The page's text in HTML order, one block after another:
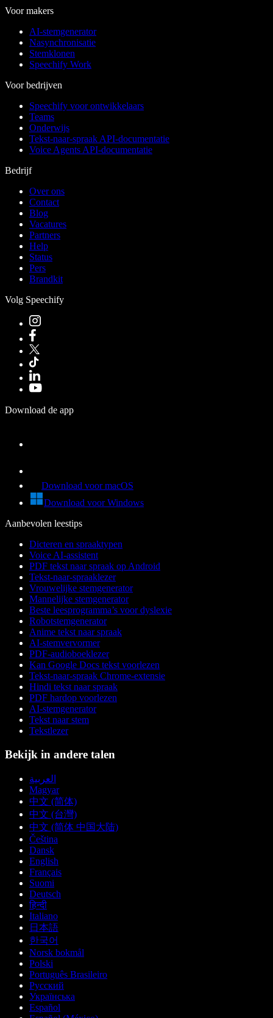
Voor makers
AI-stemgenerator
Nasynchronisatie
Stemklonen
Speechify Work
Voor bedrijven
Speechify voor ontwikkelaars
Teams
Onderwijs
Tekst-naar-spraak API-documentatie
Voice Agents API-documentatie
Bedrijf
Over ons
Contact
Blog
Vacatures
Partners
Help
Status
Pers
Brandkit
Volg Speechify
Download de app
Download voor macOS
Download voor Windows
Aanbevolen leestips
Dicteren en spraaktypen
Voice AI-assistent
PDF tekst naar spraak op Android
Tekst-naar-spraaklezer
Vrouwelijke stemgenerator
Mannelijke stemgenerator
Beste leesprogramma’s voor dyslexie
Robotstemgenerator
Anime tekst naar spraak
AI-stemvervormer
PDF-audioboeklezer
Kan Google Docs tekst voorlezen
Tekst-naar-spraak Chrome-extensie
Hindi tekst naar spraak
PDF hardop voorlezen
AI-stemgenerator
Tekst naar stem
Tekstlezer
Bekijk in andere talen
العربية
Magyar
中文 (简体)
中文 (台灣)
中文 (简体 中国大陆)
Čeština
Dansk
English
Français
Suomi
Deutsch
हिन्दी
Italiano
日本語
한국어
Norsk bokmål
Polski
Português Brasileiro
Русский
Українська
Español